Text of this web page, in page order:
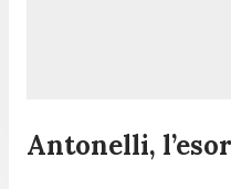
Antonelli,